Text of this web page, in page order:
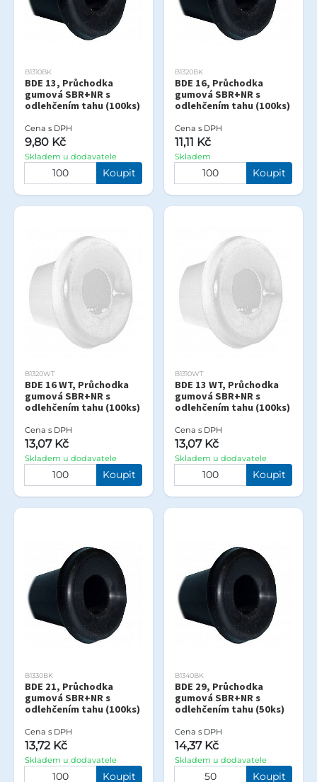
B1310BK
BDE 13, Průchodka
gumová SBR+NR s
odlehčením tahu (100ks)
Cena s DPH
9,80 Kč
Skladem u dodavatele
Koupit
B1320BK
BDE 16, Průchodka
gumová SBR+NR s
odlehčením tahu (100ks)
Cena s DPH
11,11 Kč
Skladem
Koupit
B1320WT
BDE 16 WT, Průchodka
gumová SBR+NR s
odlehčením tahu (100ks)
Cena s DPH
13,07 Kč
Skladem u dodavatele
Koupit
B1310WT
BDE 13 WT, Průchodka
gumová SBR+NR s
odlehčením tahu (100ks)
Cena s DPH
13,07 Kč
Skladem u dodavatele
Koupit
B1330BK
BDE 21, Průchodka
gumová SBR+NR s
odlehčením tahu (100ks)
Cena s DPH
13,72 Kč
Skladem u dodavatele
Koupit
B1340BK
BDE 29, Průchodka
gumová SBR+NR s
odlehčením tahu (50ks)
Cena s DPH
14,37 Kč
Skladem u dodavatele
Koupit